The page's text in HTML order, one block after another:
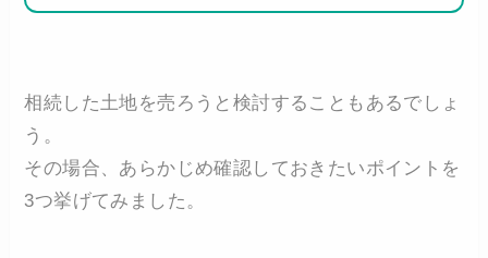
相続した土地を売ろうと検討することもあるでしょ
う。
その場合、あらかじめ確認しておきたいポイントを
3つ挙げてみました。